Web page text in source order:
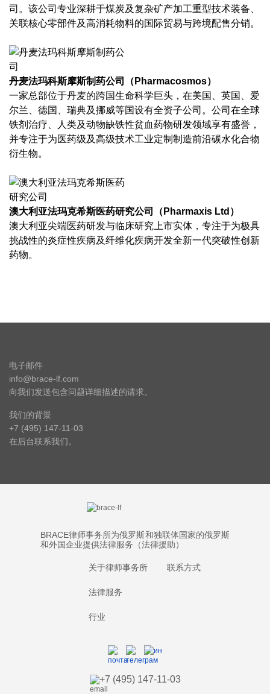
司。该公司专业深耕于煤炭及复杂矿产加工重型技术装备、
关联核心零部件及高消耗物料的国际贸易与跨境配售分销。
丹麦法玛科斯摩斯制药公司（Pharmacosmos）
一家总部位于丹麦的跨国生命科学巨头，在美国、英国、爱
尔兰、德国、瑞典及挪威等国设有全资子公司。公司在全球
铁剂治疗、人类及动物缺铁性贫血药物研发领域享有盛誉，
并专注于为医药级及高级技术工业定制制造前沿碳水化合物
衍生物。
澳大利亚法玛克希斯医药研究公司（Pharmaxis Ltd）
澳大利亚尖端医药研发与临床研究上市实体，专注于为极具
挑战性的炎症性疾病及纤维化疾病开发全新一代突破性创新
药物。
电子邮件
info@brace-lf.com
向我们发送包含问题详细描述的请求。
我们的背景
+7 (495) 147-11-03
在后台联系我们。
BRACE律师事务所为俄罗斯和独联体国家的俄罗斯
和外国企业提供法律服务（法律援助）
关于律师事务所
法律服务
行业
联系方式
+7 (495) 147-11-03